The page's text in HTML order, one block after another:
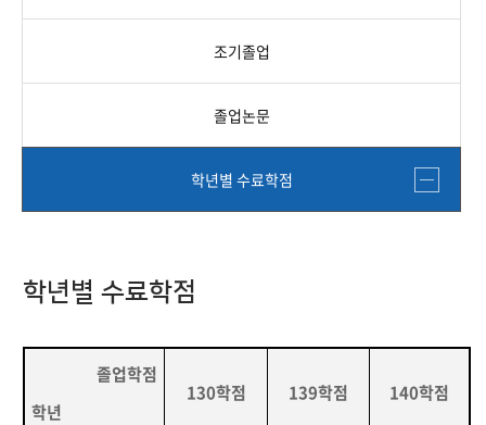
조기졸업
졸업논문
학년별 수료학점
학년별 수료학점
졸업학점
학년
130학점 139학점 140학점